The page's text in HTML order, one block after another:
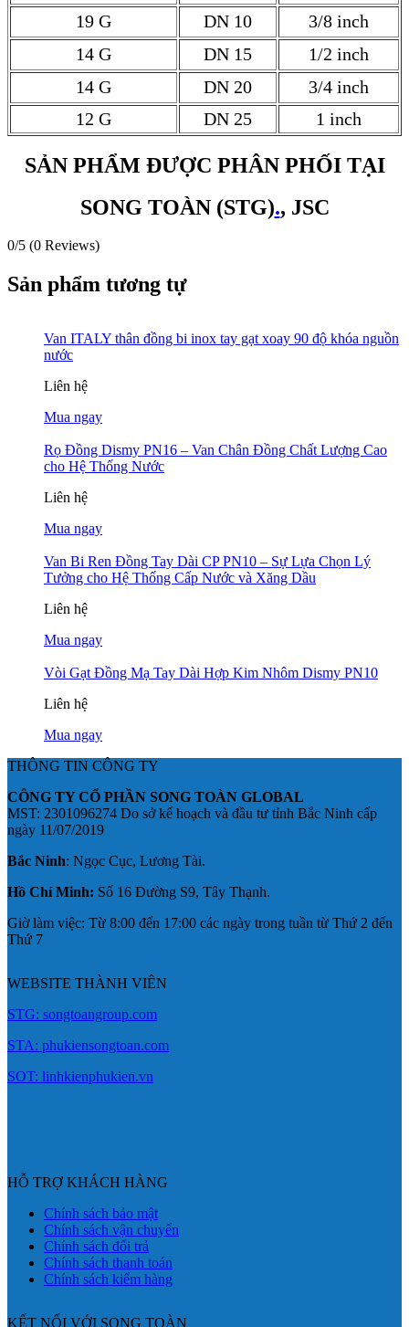
19 G
DN 10
3/8 inch
14 G
DN 15
1/2 inch
14 G
DN 20
3/4 inch
12 G
DN 25 1 inch
SẢN PHẨM ĐƯỢC PHÂN PHỐI TẠI
SONG TOÀN (STG)., JSC
0/5 (0 Reviews)
Sản phẩm tương tự
Van ITALY thân đồng bi inox tay gạt xoay 90 độ khóa nguồn
nước
Liên hệ
Mua ngay
Rọ Đồng Dismy PN16 – Van Chân Đồng Chất Lượng Cao
cho Hệ Thống Nước
Liên hệ
Mua ngay
Van Bi Ren Đồng Tay Dài CP PN10 – Sự Lựa Chọn Lý
Tưởng cho Hệ Thống Cấp Nước và Xăng Dầu
Liên hệ
Mua ngay
Vòi Gạt Đồng Mạ Tay Dài Hợp Kim Nhôm Dismy PN10
Liên hệ
Mua ngay
THÔNG TIN CÔNG TY
CÔNG TY CỔ PHẦN SONG TOÀN GLOBAL
MST: 2301096274 Do sở kế hoạch và đầu tư tỉnh Bắc Ninh cấp
ngày 11/07/2019
Bắc Ninh: Ngọc Cục, Lương Tài.
Hồ Chí Minh: Số 16 Đường S9, Tây Thạnh.
Giờ làm việc: Từ 8:00 đến 17:00 các ngày trong tuần từ Thứ 2 đến
Thứ 7
WEBSITE THÀNH VIÊN
STG: songtoangroup.com
STA: phukiensongtoan.com
SOT: linhkienphukien.vn
HỖ TRỢ KHÁCH HÀNG
Chính sách bảo mật
Chính sách vận chuyển
Chính sách đổi trả
Chính sách thanh toán
Chính sách kiểm hàng
KẾT NỐI VỚI SONG TOÀN